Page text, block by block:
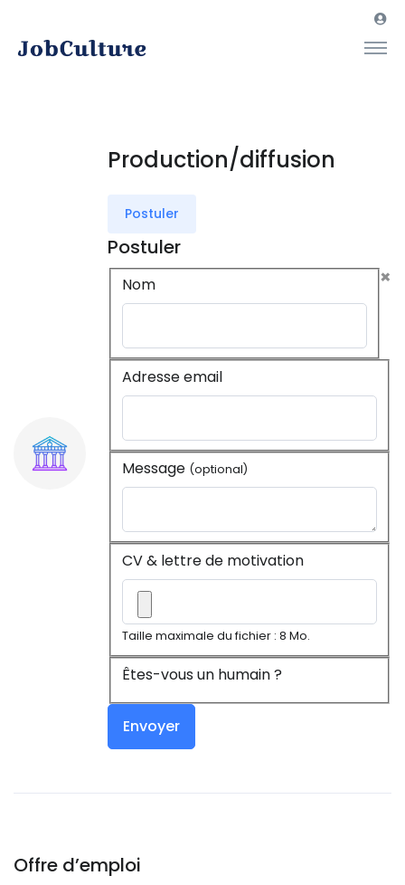
Production/diffusion
Postuler
Postuler
×
Nom
Adresse email
Message (optional)
CV & lettre de motivation
Taille maximale du fichier : 8 Mo.
Êtes-vous un humain ?
Offre d’emploi